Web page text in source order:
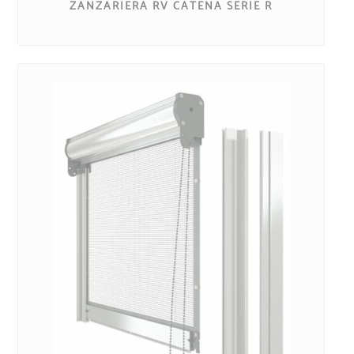
ZANZARIERA RV CATENA SERIE R